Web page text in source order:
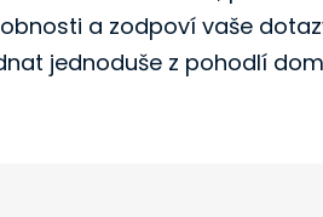
a zodpoví vaše
jednoduše z pohodlí